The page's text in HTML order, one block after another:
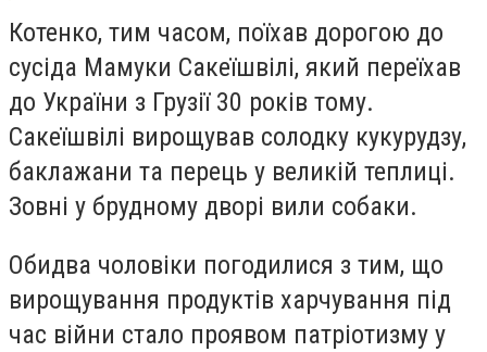
Котенко, тим часом, поїхав дорогою до
сусіда Мамуки Сакеїшвілі, який переїхав
до України з Грузії 30 років тому.
Сакеїшвілі вирощував солодку кукурудзу,
баклажани та перець у великій теплиці.
Зовні у брудному дворі вили собаки.
Обидва чоловіки погодилися з тим, що
вирощування продуктів харчування під
час війни стало проявом патріотизму у